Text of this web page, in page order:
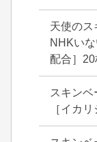
天使のス
NHKい
配合］20
スキン
［イカ